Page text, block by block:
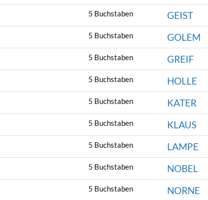
5 Buchstaben
GEIST
5 Buchstaben
GOLEM
5 Buchstaben
GREIF
5 Buchstaben
HOLLE
5 Buchstaben
KATER
5 Buchstaben
KLAUS
5 Buchstaben
LAMPE
5 Buchstaben
NOBEL
5 Buchstaben
NORNE